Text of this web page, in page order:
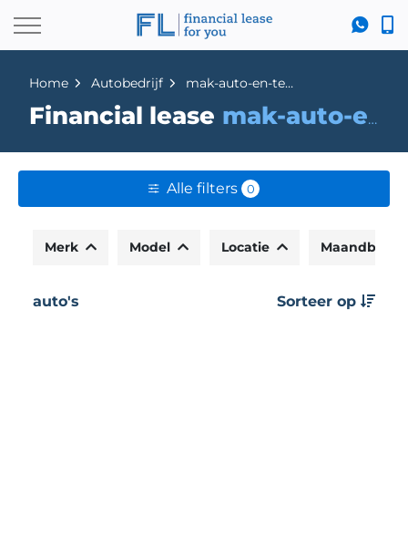
Home Autobedrijf mak-auto-en-techniek
Financial lease mak-auto-en-techniek
Alle filters 0
Merk Model Locatie
auto's Sorteer op